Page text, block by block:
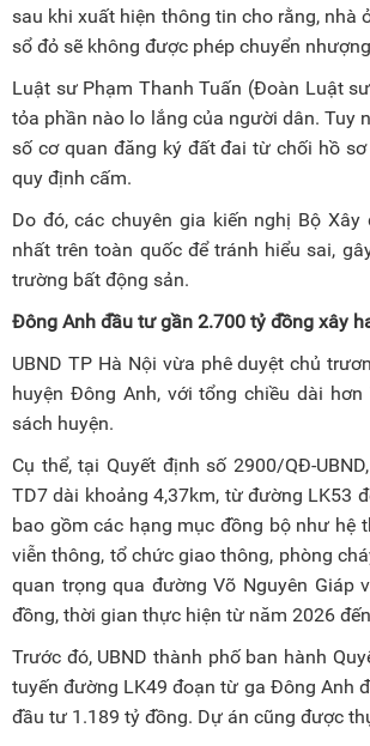
sau khi xuất hiện thông tin cho rằng,
sổ đỏ sẽ không được phép chuyển
Luật sư Phạm Thanh Tuấn (Đoàn Luật
tỏa phần nào lo lắng của người dân. Tuy
số cơ quan đăng ký đất đai từ chối hồ
quy định cấm.
Do đó, các chuyên gia kiến nghị Bộ
nhất trên toàn quốc để tránh hiểu sai,
trường bất động sản.
Đông Anh đầu tư gần 2.700 tỷ đồng xây
UBND TP Hà Nội vừa phê duyệt chủ
huyện Đông Anh, với tổng chiều dài
sách huyện.
Cụ thể, tại Quyết định số 2900/QĐ-
TD7 dài khoảng 4,37km, từ đường LK53
bao gồm các hạng mục đồng bộ như hệ
viễn thông, tổ chức giao thông, phòng
quan trọng qua đường Võ Nguyên
đồng, thời gian thực hiện từ năm 2026
Trước đó, UBND thành phố ban hành
tuyến đường LK49 đoạn từ ga Đông Anh
đầu tư 1.189 tỷ đồng. Dự án cũng được